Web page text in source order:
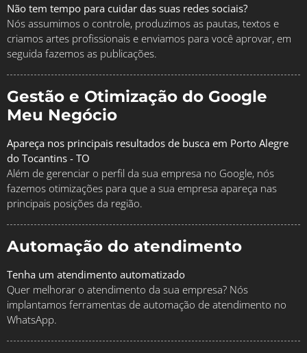
Não tem tempo para cuidar das suas redes sociais?
Nós assumimos o controle, produzimos as pautas, textos e
criamos artes profissionais e enviamos para você aprovar, em
seguida fazemos as publicações.
Gestão e Otimização do Google
Meu Negócio
Apareça nos principais resultados de busca em Porto Alegre
do Tocantins - TO
Além de gerenciar o perfil da sua empresa no Google, nós
fazemos otimizações para que a sua empresa apareça nas
principais posições da região.
Automação do atendimento
Tenha um atendimento automatizado
Quer melhorar o atendimento da sua empresa? Nós
implantamos ferramentas de automação de atendimento no
WhatsApp.